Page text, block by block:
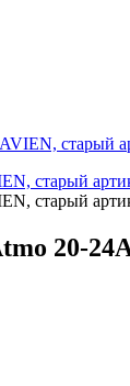
старый
20-